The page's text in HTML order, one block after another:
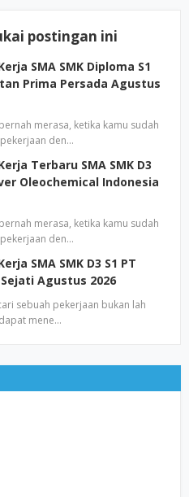
postingan ini
SMA SMK Diploma S1
Prima Persada Agustus
merasa, ketika kamu sudah
den…
Terbaru SMA SMK D3
Oleochemical Indonesia
merasa, ketika kamu sudah
den…
SMA SMK D3 S1 PT
Agustus 2026
sebuah pekerjaan bukan lah
mene…